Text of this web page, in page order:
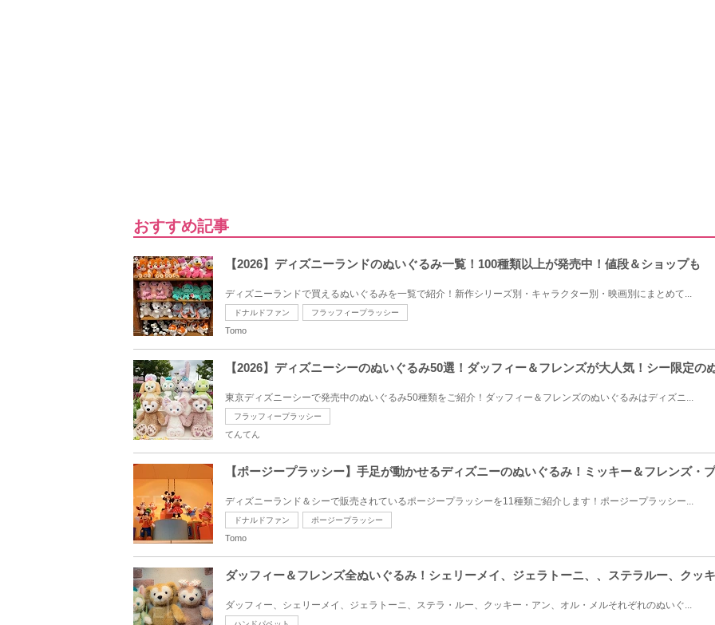
おすすめ記事
【2026】ディズニーランドのぬいぐるみ一覧！100種類以上が発売中！値段＆ショップも
ディズニーランドで買えるぬいぐるみを一覧で紹介！新作シリーズ別・キャラクター別・映画別にまとめて...
ドナルドファン フラッフィープラッシー
Tomo
【2026】ディズニーシーのぬいぐるみ50選！ダッフィー＆フレンズが大人気！シー限定の
東京ディズニーシーで発売中のぬいぐるみ50種類をご紹介！ダッフィー＆フレンズのぬいぐるみはディズニ...
フラッフィープラッシー
てんてん
【ポージープラッシー】手足が動かせるディズニーのぬいぐるみ！ミッキー＆フレンズ・
ディズニーランド＆シーで販売されているポージープラッシーを11種類ご紹介します！ポージープラッシー...
ドナルドファン ポージープラッシー
Tomo
ダッフィー＆フレンズ全ぬいぐるみ！シェリーメイ、ジェラトーニ、、ステラルー、クッ
ダッフィー、シェリーメイ、ジェラトーニ、ステラ・ルー、クッキー・アン、オル・メルそれぞれのぬいぐ...